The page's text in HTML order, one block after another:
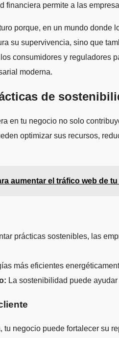
financiera permite a las
porque, en un mundo
su supervivencia, sino que
consumidores y
moderna.
de
en tu negocio no solo
optimizar sus recursos,
aumentar el tráfico web de
prácticas sostenibles, las
más eficientes
La sostenibilidad puede
negocio puede fortalecer su